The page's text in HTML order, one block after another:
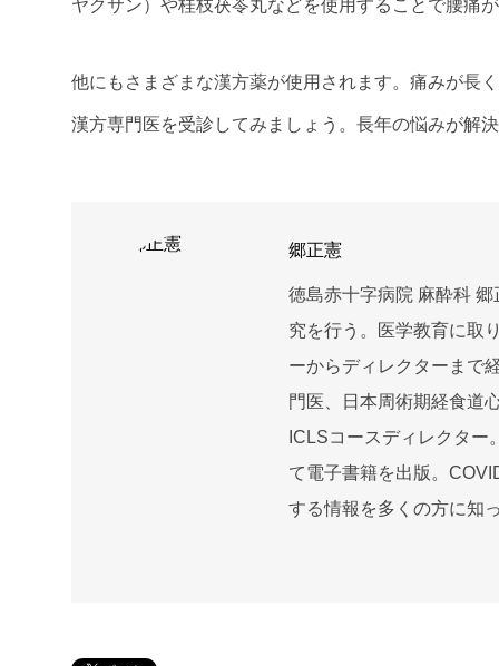
ヤクサン）や桂枝茯苓丸などを使用することで腰痛
他にもさまざまな漢方薬が使用されます。痛みが長
漢方専門医を受診してみましょう。長年の悩みが解
郷正憲
徳島赤十字病院 麻酔科
究を行う。医学教育に取
ーからディレクターまで
門医、日本周術期経食道
ICLSコースディレクタ
て電子書籍を出版。
する情報を多くの方に知